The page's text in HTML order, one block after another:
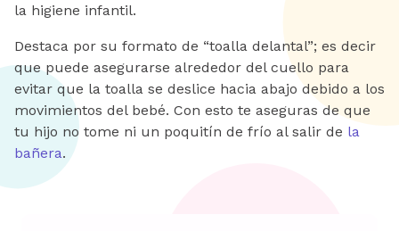
la higiene infantil.
Destaca por su formato de “toalla delantal”; es decir
que puede asegurarse alrededor del cuello para
evitar que la toalla se deslice hacia abajo debido a los
movimientos del bebé. Con esto te aseguras de que
tu hijo no tome ni un poquitín de frío al salir de la
bañera.